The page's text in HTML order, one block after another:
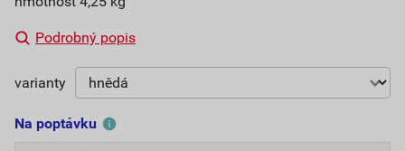
Podrobný popis
varianty
Na poptávku